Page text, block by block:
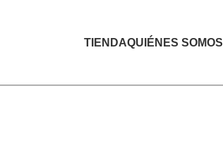
TIENDAQUIÉNES SOMOS